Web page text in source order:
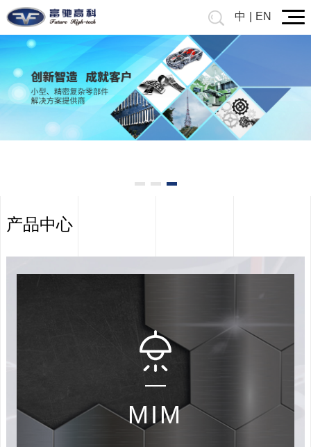
中 EN
产品中心
MIM